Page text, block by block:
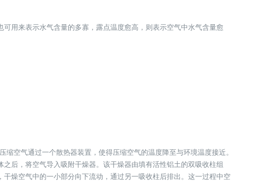
用来表示水气含量的多寡，露点温度愈高，则表示空气中水气含量愈
空气通过一个散热器装置，使得压缩空气的温度降至与环境温度接近。
后，将空气导入吸附干燥器。该干燥器由填有活性铝土的双吸收柱组
燥空气中的一小部分向下流动，通过另一吸收柱后排出。这一过程中空